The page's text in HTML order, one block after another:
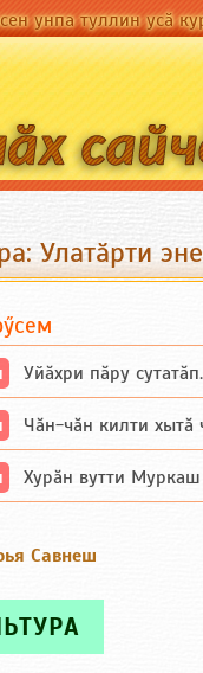
унпа туллин усӑ
Улатӑрти
Уйăхри пăру
Чăн-чăн килти хытă
Хурăн вутти Муркаш
Савнеш